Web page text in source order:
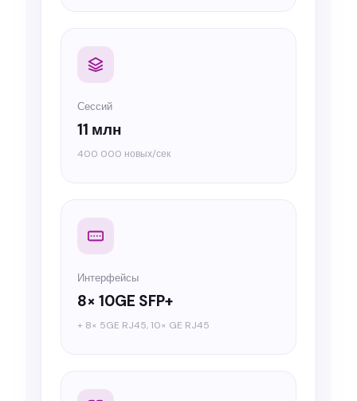
Сессий
11 млн
400 000 новых/сек
Интерфейсы
8× 10GE SFP+
+ 8× 5GE RJ45, 10× GE RJ45